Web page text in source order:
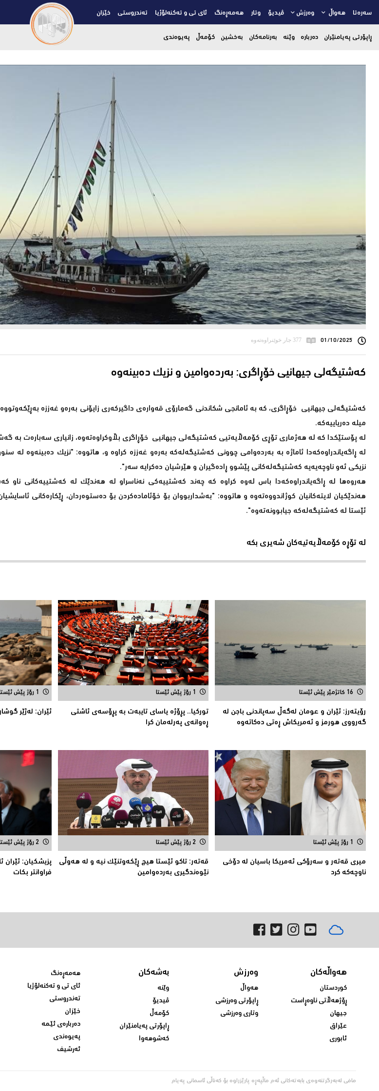
سەرەتا هەواڵ وەرزش ڤیدیۆ وتار هەمەڕەنگ ئای تی و تەکنەلۆژیا تەندروستی خێزان
ڕاپۆرتی پەیامنێران دەربارە وێنە بەرنامەکان بەخشین کۆمەڵ پەیوەندی
01/10/2025 377 جار خوێنراوەتەوە
کەشتیگەلی جیهانیی خۆڕاگری: بەردەوامین و نزیك دەبینەوە
میلە دەریاییەکە.
لە پۆستێکدا کە لە هەژماری تۆڕی کۆمەڵایەتیی کەشتیگەلی جیهانیی خۆڕاگری بڵاوکراوەتەوە، زانیاری سەبارەت بە
نزیکی ئەو ناوچەیەیە کەشتیگەلەکانی پێشوو ڕادەگیران و هێرشیان دەکرایە سەر".
هەروەها لە ڕاگەیاندراوەکەدا باس لەوە کراوە کە چەند کەشتییەکی نەناسراو لە هەندێک لە کەشتییەکانی ناو
هەندێکیان لایتەکانیان کوژاندووەتەوە و هاتووە: "بەشداربووان بۆ خۆئامادەکردن بۆ دەستوەردان، ڕێکارەکانی
ئێستا لە کەشتیگەلەکە جیابوونەتەوە".
لە تۆڕە کۆمەڵایەتیەکان شەیری بکە
16 کاتژمێر پێش ئێستا
رۆیتەرز: ئێران و عومان لەگەڵ سەپاندنی باجن لە
گەرووی هورمز و ئەمریکاش ڕەتی دەکاتەوە
1 رۆژ پێش ئێستا
توركیا.. پڕۆژه‌ یاسای تایبه‌ت به‌ پڕۆسه‌ی ئاشتی
ڕه‌وانه‌ی په‌رله‌مان كرا
1 رۆژ پێش ئێستا
ئێران: له‌ژێر
1 رۆژ پێش ئێستا
میری قه‌ته‌ر و سه‌رۆكی ئه‌مریكا باسیان له‌ دۆخی
ناوچه‌كه‌ كرد
2 رۆژ پێش ئێستا
قەتەر: تاکو ئێستا هیچ ڕێکەوتنێک نیە و لە هەوڵى
نێوەندگیرى بەردەوامین
2 رۆژ پێش ئێستا
پزیشكیان: ئێران
فراوانتر بكات
هەواڵەکان
کوردستان
ڕۆژهەڵاتی ناوەڕاست
جیهان
عێراق
ئابوری
وەرزش
هەواڵ
ڕاپۆرتی وەرزشی
وتاری وەرزشی
بەشەکان
وێنە
ڤیدیۆ
کۆمەڵ
ڕاپۆرتی پەیامنێران
کەشوهەوا
هەمەڕەنگ
ئای تی و تەکنەلۆژیا
تەندروستی
خێزان
دەربارەی ئێمە
پەیوەندی
ئەرشیف
مافی لەبەرگرتنەوەی بابەتەکانی ئەم ماڵپەڕە پارێزراوە بۆ کەناڵی ئاسمانی پەیام